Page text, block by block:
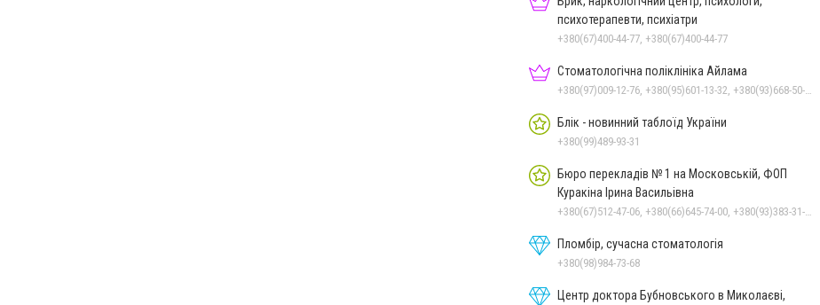
психотерапевти, психіатри
+380(67)400-44-77, +380(67)400-44-77
Стоматологічна поліклініка Айлама
Блік - новинний таблоїд України
+380(99)489-93-31
Бюро перекладів № 1 на Московській, ФОП
Куракіна Ірина Васильівна
Пломбір, сучасна стоматологія
+380(98)984-73-68
Центр доктора Бубновського в Миколаєві,